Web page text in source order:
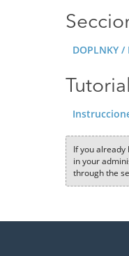
DOPLNKY /
If you already
in your
through the